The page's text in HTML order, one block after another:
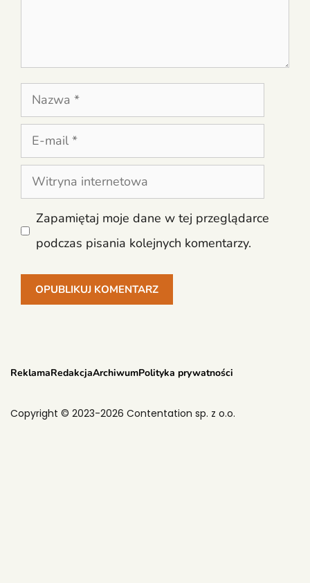
Nazwa
E-
mail
Witryna
internetowa
Zapamiętaj moje dane w tej przeglądarce
podczas pisania kolejnych komentarzy.
ReklamaRedakcjaArchiwumPolityka prywatności
Copyright © 2023-2026 Contentation sp. z o.o.